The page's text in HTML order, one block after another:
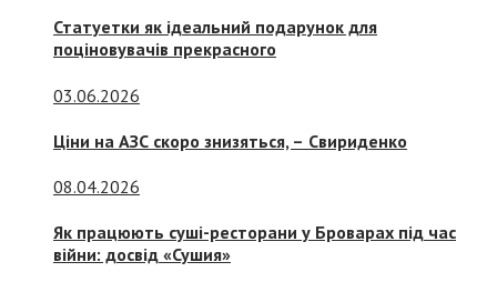
Статуетки як ідеальний подарунок для
поціновувачів прекрасного
03.06.2026
Ціни на АЗС скоро знизяться, – Свириденко
08.04.2026
Як працюють суші-ресторани у Броварах під час
війни: досвід «Сушия»